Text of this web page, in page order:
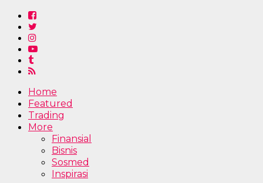
Home
Featured
Trading
More
Finansial
Bisnis
Sosmed
Inspirasi